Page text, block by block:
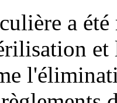
a été
et